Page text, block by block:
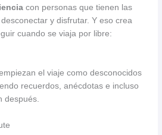
con personas que tienen las
y disfrutar. Y eso crea
cuando se viaja por libre:
el viaje como desconocidos
recuerdos, anécdotas e incluso
después.